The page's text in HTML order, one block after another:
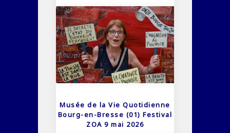
Musée de la Vie Quotidienne
Bourg-en-Bresse (01) Festival
ZOA 9 mai 2026